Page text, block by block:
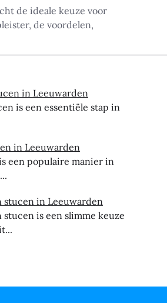
de ideale keuze voor
de voordelen,
in Leeuwarden
is een essentiële stap in
in Leeuwarden
een populaire manier in
stucen in Leeuwarden
stucen is een slimme keuze